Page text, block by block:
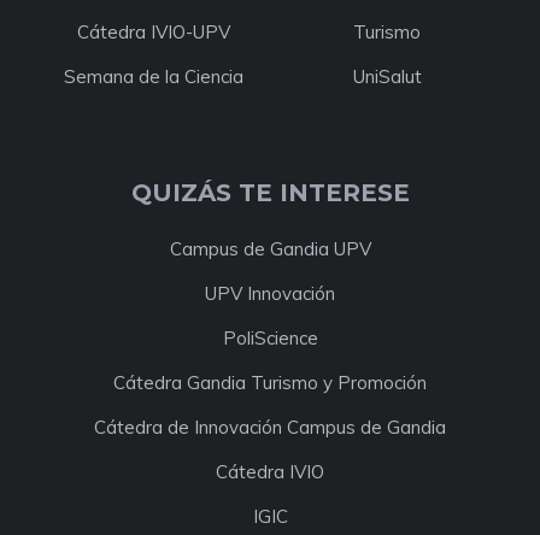
Cátedra IVIO-UPV
Turismo
Semana de la Ciencia
UniSalut
QUIZÁS TE INTERESE
Campus de Gandia UPV
UPV Innovación
PoliScience
Cátedra Gandia Turismo y Promoción
Cátedra de Innovación Campus de Gandia
Cátedra IVIO
IGIC